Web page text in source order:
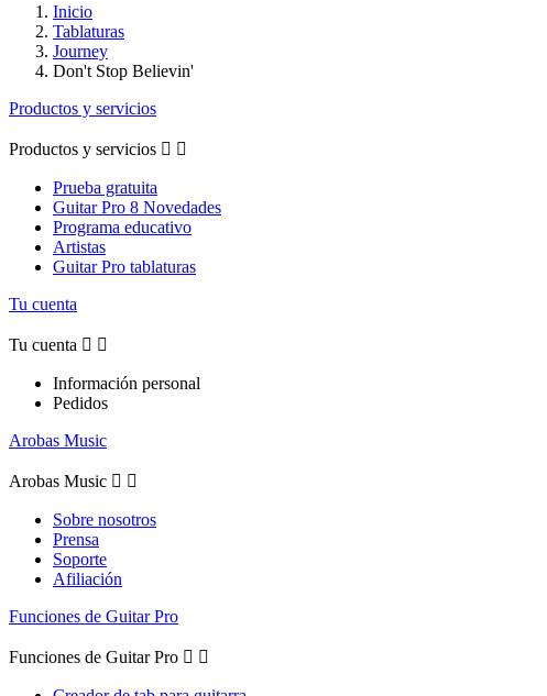
Inicio
Tablaturas
Journey
Don't Stop Believin'
Productos y servicios
Productos y servicios  
Prueba gratuita
Guitar Pro 8 Novedades
Programa educativo
Artistas
Guitar Pro tablaturas
Tu cuenta
Tu cuenta  
Información personal
Pedidos
Arobas Music
Arobas Music  
Sobre nosotros
Prensa
Soporte
Afiliación
Funciones de Guitar Pro
Funciones de Guitar Pro  